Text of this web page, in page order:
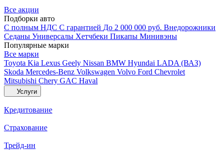
Все акции
Подборки авто
С полным НДС С гарантией До 2 000 000 руб. Внедорожники
Седаны Универсалы Хетчбеки Пикапы Минивэны
Популярные марки
Все марки
Toyota Kia Lexus Geely Nissan BMW Hyundai LADA (ВАЗ)
Skoda Mercedes-Benz Volkswagen Volvo Ford Chevrolet
Mitsubishi Chery GAC Haval
Услуги
Кредитование
Страхование
Трейд-ин